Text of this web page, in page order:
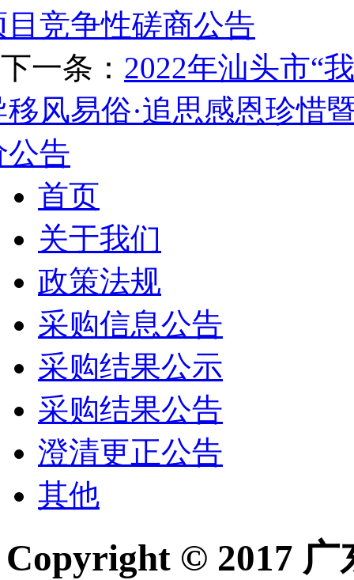
目竞争性磋商公告
下一条： 2022年汕头市“
移风易俗·追思感恩珍惜
公告
首页
关于我们
政策法规
采购信息公告
采购结果公示
采购结果公告
澄清更正公告
其他
Copyright © 2017